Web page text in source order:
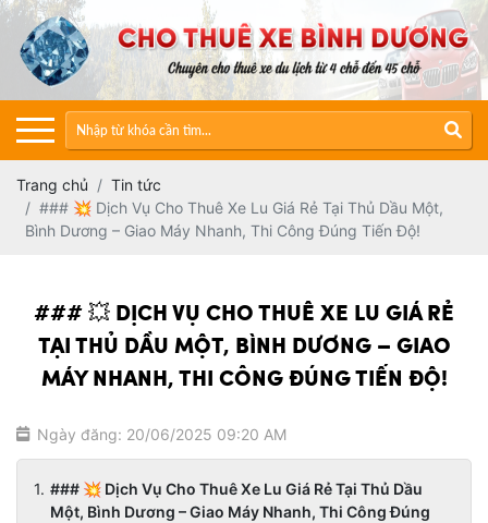
Trang chủ
Tin tức
### 💥 Dịch Vụ Cho Thuê Xe Lu Giá Rẻ Tại Thủ Dầu Một,
Bình Dương – Giao Máy Nhanh, Thi Công Đúng Tiến Độ!
### 💥 DỊCH VỤ CHO THUÊ XE LU GIÁ RẺ
TẠI THỦ DẦU MỘT, BÌNH DƯƠNG – GIAO
MÁY NHANH, THI CÔNG ĐÚNG TIẾN ĐỘ!
Ngày đăng: 20/06/2025 09:20 AM
### 💥 Dịch Vụ Cho Thuê Xe Lu Giá Rẻ Tại Thủ Dầu
Một, Bình Dương – Giao Máy Nhanh, Thi Công Đúng